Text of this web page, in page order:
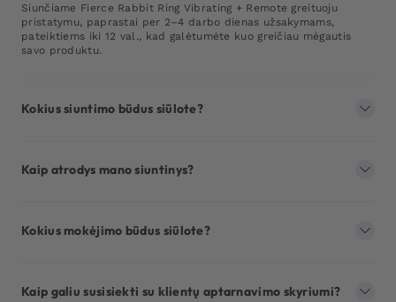
Siunčiame Fierce Rabbit Ring Vibrating + Remote greituoju
pristatymu, paprastai per 2–4 darbo dienas užsakymams,
pateiktiems iki 12 val., kad galėtumėte kuo greičiau mėgautis
savo produktu.
Kokius siuntimo būdus siūlote?
Kaip atrodys mano siuntinys?
Kokius mokėjimo būdus siūlote?
Kaip galiu susisiekti su klientų aptarnavimo skyriumi?